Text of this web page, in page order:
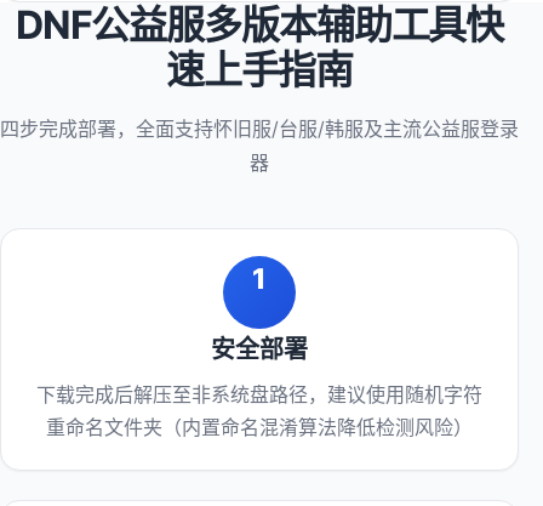
DNF公益服多版本辅助工具快
速上手指南
四步完成部署，全面支持怀旧服/台服/韩服及主流公益服登录
器
1
安全部署
下载完成后解压至非系统盘路径，建议使用随机字符
重命名文件夹（内置命名混淆算法降低检测风险）